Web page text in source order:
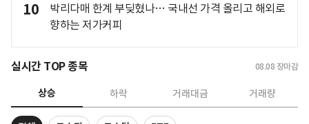
10
박리다매 한계 부딪혔나… 국내선 가격 올리고 해외로
향하는 저가커피
실시간 TOP 종목 08.08 장마감
상승 하락 거래대금 거래량